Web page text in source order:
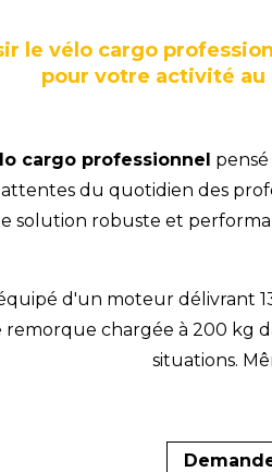
le vélo cargo
pour votre activité
cargo professionnel
du quotidien des
solution robuste et
d'un moteur délivrant
chargée à 200 kg
situations.